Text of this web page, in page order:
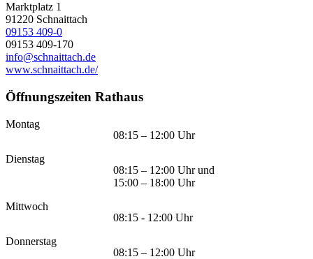
Marktplatz 1
91220 Schnaittach
09153 409-0
09153 409-170
info@schnaittach.de
www.schnaittach.de/
Öffnungszeiten Rathaus
Montag
08:15 – 12:00 Uhr
Dienstag
08:15 – 12:00 Uhr und
15:00 – 18:00 Uhr
Mittwoch
08:15 - 12:00 Uhr
Donnerstag
08:15 – 12:00 Uhr